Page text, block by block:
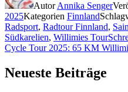
AutorAnnika Senger
2025Kategorien Finnland
Radsport, Radtour Finnland,
Südkarelien, Willimies Tour
Cycle Tour 2025: 65 KM
Neueste Beiträge